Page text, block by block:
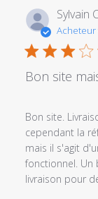
commentaire
personnalisé
le
Fri
Sep
27
Sylvain
Acheteur
Bon site
Bon site.
cependant la
mais il s'agit
fonctionnel. Un
livraison pour